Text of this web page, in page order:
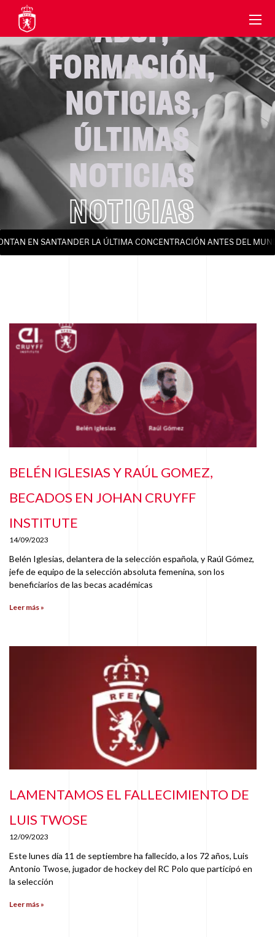
ABSF,
FORMACIÓN,
NOTICIAS,
ÚLTIMAS
NOTICIAS
NOTICIAS
EN SANTANDER LA ÚLTIMA CONCENTRACIÓN ANTES DEL
BELÉN IGLESIAS Y RAÚL GOMEZ,
BECADOS EN JOHAN CRUYFF
INSTITUTE
14/09/2023
Belén Iglesias, delantera de la selección española, y Raúl Gómez,
jefe de equipo de la selección absoluta femenina, son los
beneficiarios de las becas académicas
Leer más »
LAMENTAMOS EL FALLECIMIENTO DE
LUIS TWOSE
12/09/2023
Este lunes día 11 de septiembre ha fallecido, a los 72 años, Luis
Antonio Twose, jugador de hockey del RC Polo que participó en
la selección
Leer más »